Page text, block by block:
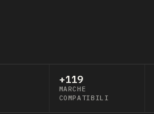
+119
MARCHE
COMPATIBILI